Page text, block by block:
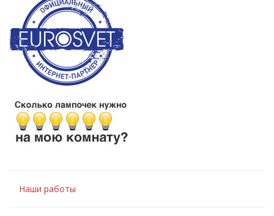
Наши работы